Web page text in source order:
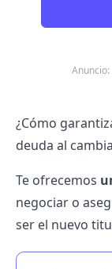
¿Cómo
deuda al
Te ofrecemos
negociar o
ser el nuevo